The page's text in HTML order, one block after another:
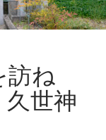
訪ね
世神